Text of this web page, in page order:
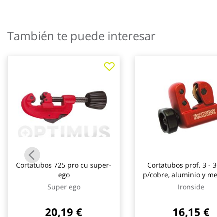
También te puede interesar
Cortatubos 725 pro cu super-
ego
Super ego
20,19 €
Cortatubos prof. 3 -
p/cobre, aluminio y
cuchillas de 19 x 5
Ironside
16,15 €